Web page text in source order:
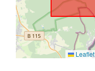
Leaflet